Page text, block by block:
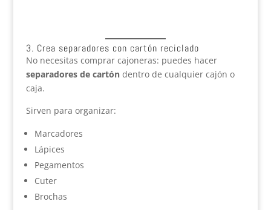
3. Crea separadores con cartón reciclado
No necesitas comprar cajoneras: puedes hacer
separadores de cartóndentro de cualquier cajón o
caja.
Sirven para organizar:
Marcadores
Lápices
Pegamentos
Cuter
Brochas